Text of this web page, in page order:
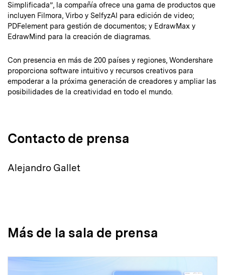
Simplificada”, la compañía ofrece una gama de productos que
incluyen Filmora, Virbo y SelfyzAI para edición de video;
PDFelement para gestión de documentos; y EdrawMax y
EdrawMind para la creación de diagramas.
Con presencia en más de 200 países y regiones, Wondershare
proporciona software intuitivo y recursos creativos para
empoderar a la próxima generación de creadores y ampliar las
posibilidades de la creatividad en todo el mundo.
Contacto de prensa
Alejandro Gallet
Más de la sala de prensa